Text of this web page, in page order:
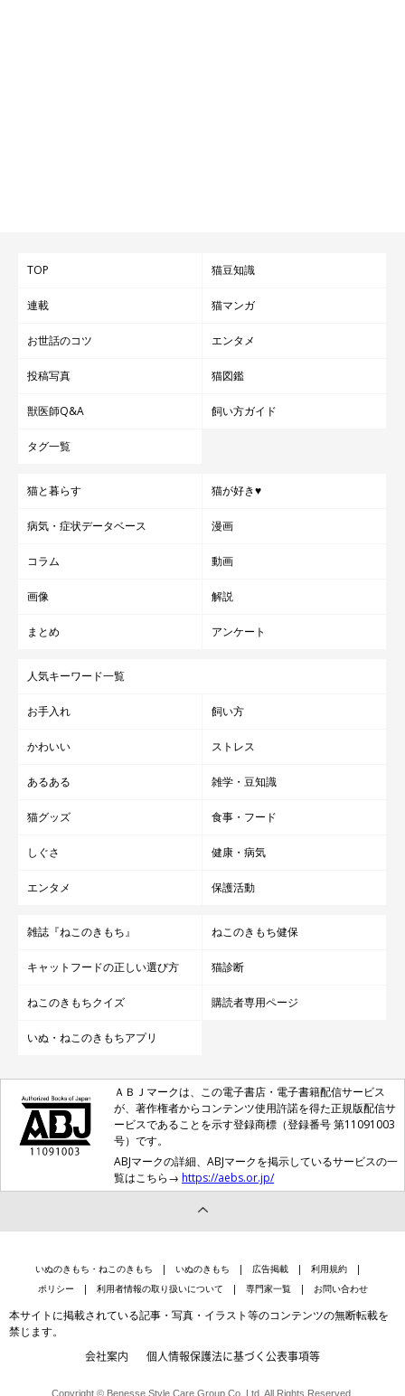
TOP 猫豆知識
連載 猫マンガ
お世話のコツ エンタメ
投稿写真 猫図鑑
獣医師Q&A 飼い方ガイド
タグ一覧
猫と暮らす 猫が好き♥
病気・症状データベース 漫画
コラム 動画
画像 解説
まとめ アンケート
人気キーワード一覧
お手入れ 飼い方
かわいい ストレス
あるある 雑学・豆知識
猫グッズ 食事・フード
しぐさ 健康・病気
エンタメ 保護活動
雑誌『ねこのきもち』 ねこのきもち健保
キャットフードの正しい選び方 猫診断
ねこのきもちクイズ 購読者専用ページ
いぬ・ねこのきもちアプリ
ＡＢＪマークは、この電子書店・電子書籍配信サービス
が、著作権者からコンテンツ使用許諾を得た正規版配信サ
ービスであることを示す登録商標（登録番号 第11091003
号）です。
ABJマークの詳細、ABJマークを掲示しているサービスの一
覧はこちら→ https://aebs.or.jp/
いぬのきもち・ねこのきもち いぬのきもち 広告掲載
利用規約
ポリシー
利用者情報の取り扱いについて 専門家一覧 お問い合わせ
本サイトに掲載されている記事・写真・イラスト等のコンテンツの無断転載を
禁じます。
会社案内 個人情報保護法に基づく公表事項等
Copyright © Benesse Style Care Group Co.,Ltd. All Rights Reserved.